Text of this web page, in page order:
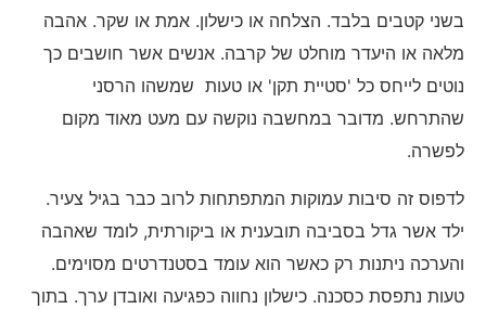
בשני קטבים בלבד. הצלחה או כישלון. אמת או שקר. אהבה
מלאה או היעדר מוחלט של קרבה. אנשים אשר חושבים כך
נוטים לייחס כל 'סטיית תקן' או טעות שמשהו הרסני
שהתרחש. מדובר במחשבה נוקשה עם מעט מאוד מקום
לפשרה.
לדפוס זה סיבות עמוקות המתפתחות לרוב כבר בגיל צעיר.
ילד אשר גדל בסביבה תובענית או ביקורתית, לומד שאהבה
והערכה ניתנות רק כאשר הוא עומד בסטנדרטים מסוימים.
טעות נתפסת כסכנה. כישלון נחווה כפגיעה ואובדן ערך. בתוך